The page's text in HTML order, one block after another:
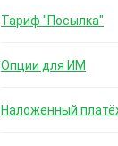
Тариф "Посылка"
Опции для ИМ
Наложенный